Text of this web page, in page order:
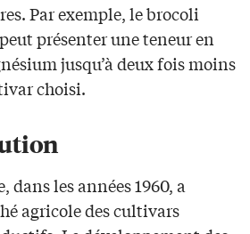
Par exemple, le brocoli
présenter une teneur en
jusqu’à deux fois moins
choisi.
les années 1960, a
agricole des cultivars